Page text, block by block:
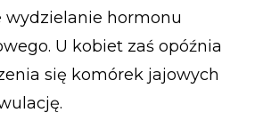
wydzielanie hormonu
U kobiet zaś opóźnia
się komórek jajowych